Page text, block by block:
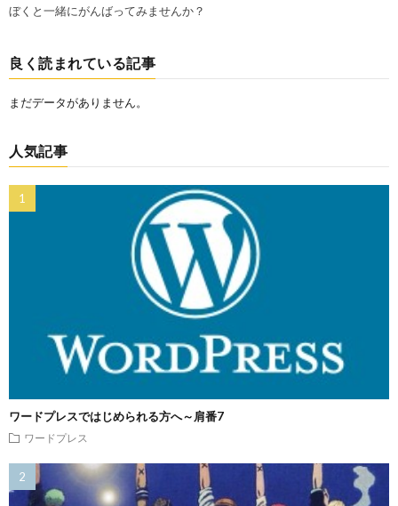
ぼくと一緒にがんばってみませんか？
良く読まれている記事
まだデータがありません。
人気記事
ワードプレスではじめられる方へ～肩番7
ワードプレス